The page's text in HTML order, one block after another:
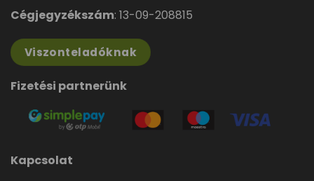
Cégjegyzékszám: 13-09-208815
Viszonteladóknak
Fizetési partnerünk
Kapcsolat